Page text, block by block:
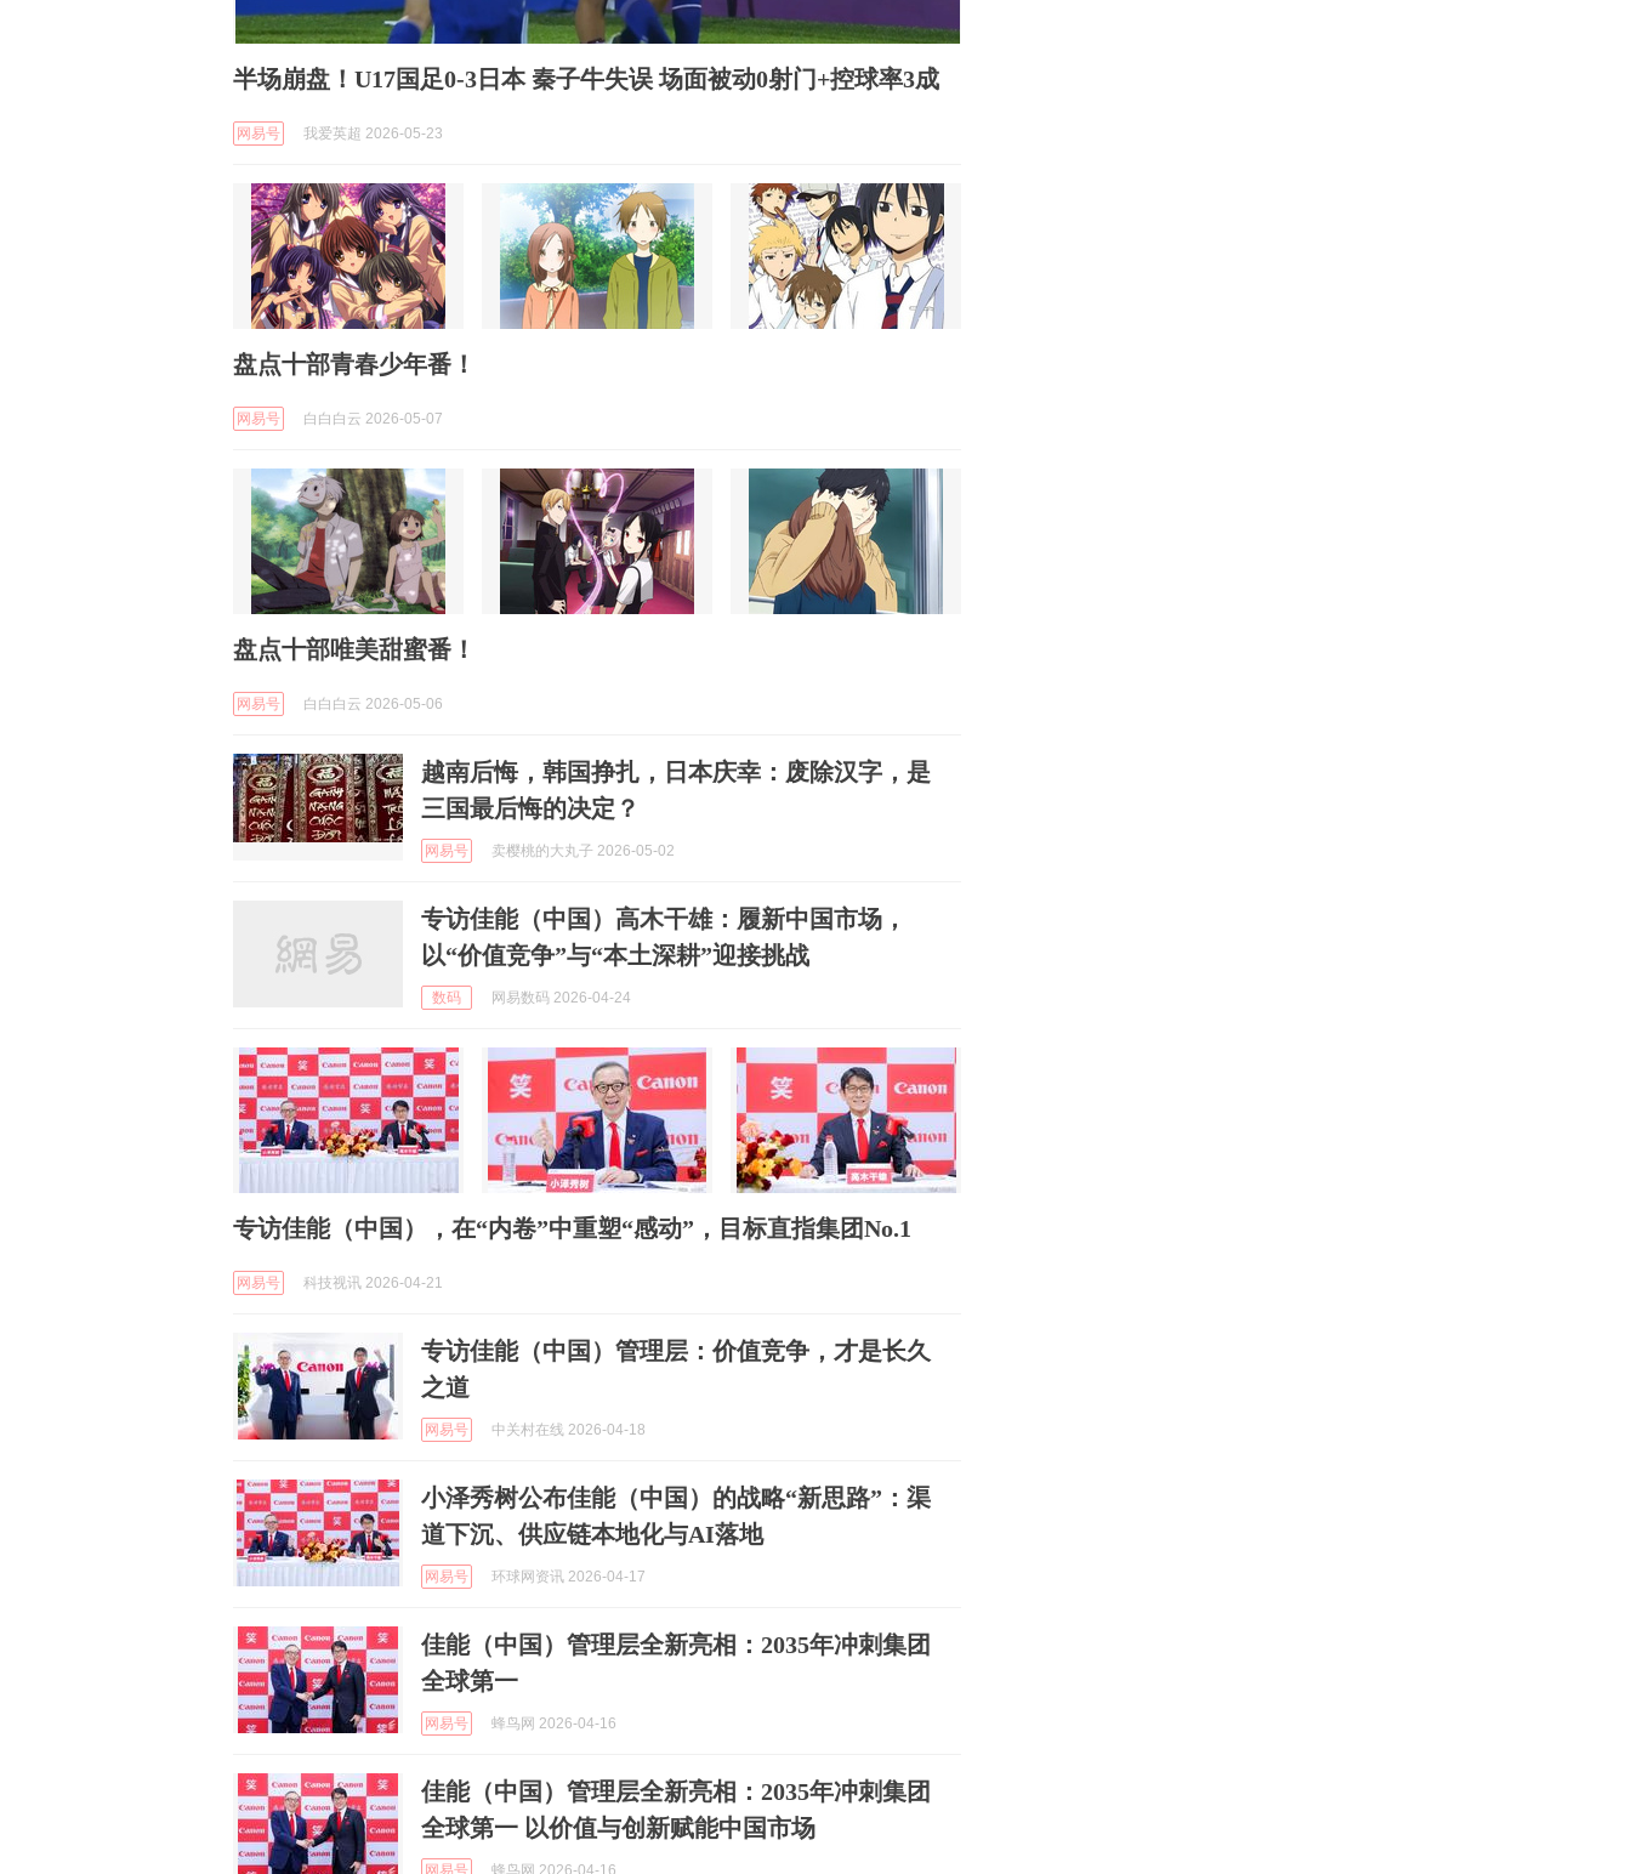
半场崩盘！U17国足0-3日本 秦子牛失误 场面被动0射门+控球率3成
网易号 我爱英超 2026-05-23
盘点十部青春少年番！
网易号 白白白云 2026-05-07
盘点十部唯美甜蜜番！
网易号 白白白云 2026-05-06
越南后悔，韩国挣扎，日本庆幸：废除汉字，是
三国最后悔的决定？
网易号 卖樱桃的大丸子 2026-05-02
专访佳能（中国）高木干雄：履新中国市场，
以“价值竞争”与“本土深耕”迎接挑战
数码 网易数码 2026-04-24
专访佳能（中国），在“内卷”中重塑“感动”，目标直指集团No.1
网易号 科技视讯 2026-04-21
专访佳能（中国）管理层：价值竞争，才是长久
之道
网易号 中关村在线 2026-04-18
小泽秀树公布佳能（中国）的战略“新思路”：渠
道下沉、供应链本地化与AI落地
网易号 环球网资讯 2026-04-17
佳能（中国）管理层全新亮相：2035年冲刺集团
全球第一
网易号 蜂鸟网 2026-04-16
佳能（中国）管理层全新亮相：2035年冲刺集团
全球第一 以价值与创新赋能中国市场
网易号 蜂鸟网 2026-04-16